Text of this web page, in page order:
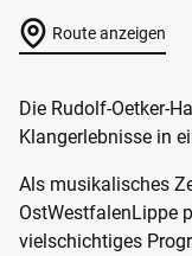
Route anzeigen
Die Rudolf-Oetker-
Klangerlebnisse in
Als musikalisches
OstWestfalenLippe
vielschichtiges